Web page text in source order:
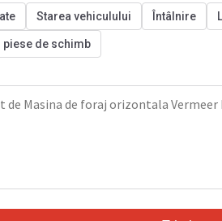
Starea vehiculului Întâlnire
piese de schimb